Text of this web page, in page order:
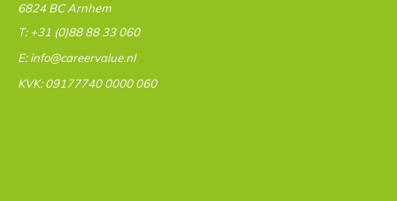
6824 BC Arnhem
T: +31 (0)88 88 33 060
E: info@careervalue.nl
KVK: 09177740 0000 060